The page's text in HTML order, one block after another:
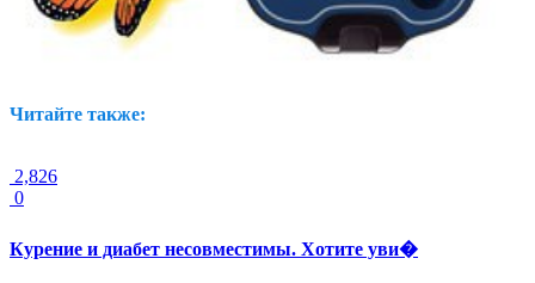
Читайте также:
2,826
0
Курение и диабет несовместимы. Хотите уви�